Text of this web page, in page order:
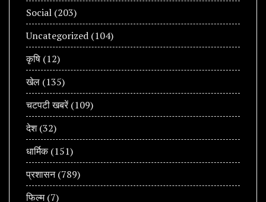
Social (203)
Uncategorized (104)
कृषि (12)
खेल (135)
चटपटी खबरें(109)
देश(32)
धार्मिक(151)
प्रशासन(789)
फिल्म(7)